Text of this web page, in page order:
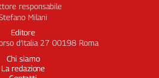
responsabile
Milani
Editore
d’Italia 27 00198 Roma
Chi siamo
La redazione